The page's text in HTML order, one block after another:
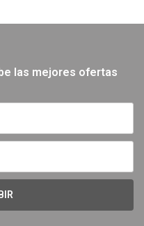
las mejores ofertas